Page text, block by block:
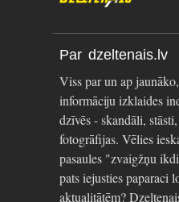
Par dzeltenais.lv
Viss par un ap
informāciju izklaides
dzīvēs - skandāli,
fotogrāfijas. Vēlies
pasaules "zvaigžņu
pats iejusties paparaci
aktualitātēm?